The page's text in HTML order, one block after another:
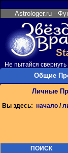
Astrologer.ru -
Не пытайся
Общие
Личные
Вы здесь: начало /
ПОИСК